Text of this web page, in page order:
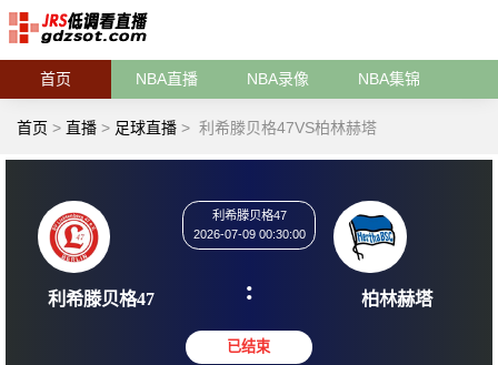
首页 NBA直播 NBA录像 NBA集锦
首页 > 直播 > 足球直播 > 利希滕贝格47VS柏林赫塔
利希滕贝格47
2026-07-09 00:30:00
: